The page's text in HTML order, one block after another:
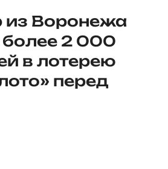
из Воронежа
2 000
в лотерею
перед